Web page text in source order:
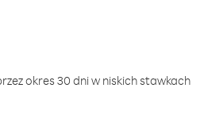
okres 30 dni w niskich stawkach